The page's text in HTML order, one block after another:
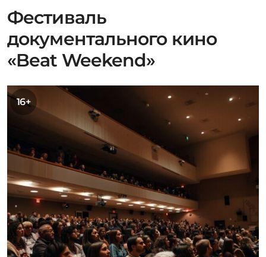
Фестиваль
документального кино
«Beat Weekend»
16+